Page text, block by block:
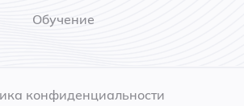
Обучение
конфиденциальности